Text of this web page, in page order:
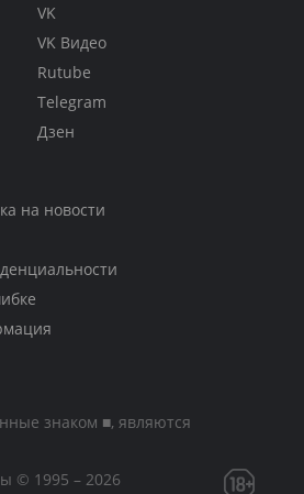
VK
VK Видео
Rutube
Telegram
Дзен
на новости
знаком ■, являются
© 1995 – 2026